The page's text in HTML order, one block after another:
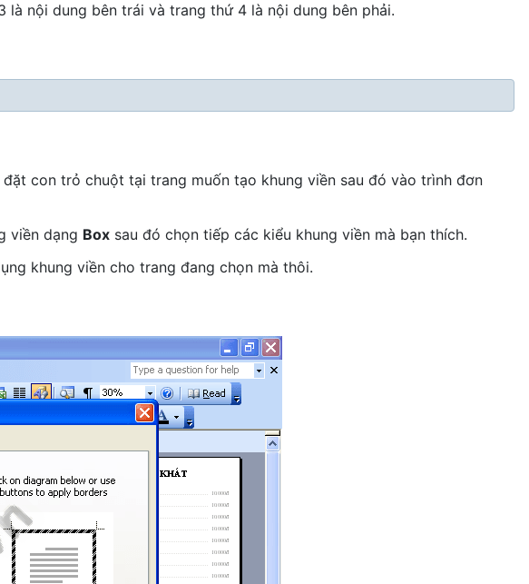
nội dung bên trái và trang thứ 4 là nội dung bên phải.
con trỏ chuột tại trang muốn tạo khung viền sau đó vào trình đơn
viền dạng Box sau đó chọn tiếp các kiểu khung viền mà bạn thích.
khung viền cho trang đang chọn mà thôi.